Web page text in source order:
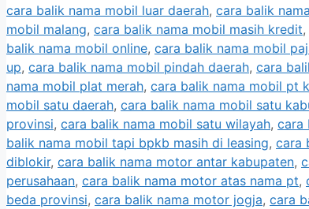
cara balik nama mobil luar daerah, cara balik
mobil malang, cara balik nama mobil masih kredit,
balik nama mobil online, cara balik nama mobil
up, cara balik nama mobil pindah daerah, cara
nama mobil plat merah, cara balik nama mobil pt
mobil satu daerah, cara balik nama mobil satu
provinsi, cara balik nama mobil satu wilayah, cara
balik nama mobil tapi bpkb masih di leasing, cara
diblokir, cara balik nama motor antar kabupaten,
perusahaan, cara balik nama motor atas nama pt,
beda provinsi, cara balik nama motor jogja, cara